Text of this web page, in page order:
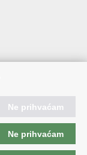
Ne prihvaćam
Ne prihvaćam